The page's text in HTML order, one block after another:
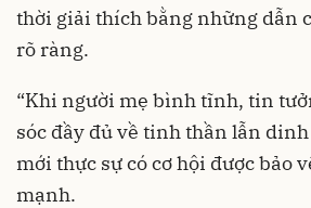
thời giải thích bằng những dẫn
rõ ràng.
“Khi người mẹ bình tĩnh, tin
sóc đầy đủ về tinh thần lẫn
mới thực sự có cơ hội được bảo
mạnh.